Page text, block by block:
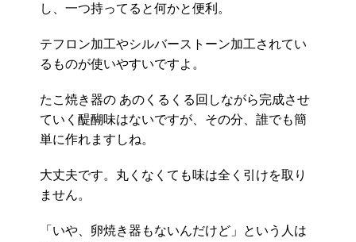
し、一つ持ってると何かと便利。
テフロン加工やシルバーストーン加工されてい
るものが使いやすいですよ。
たこ焼き器の あのくるくる回しながら完成させ
ていく醍醐味はないですが、その分、誰でも簡
単に作れますしね。
大丈夫です。丸くなくても味は全く引けを取り
ません。
「いや、卵焼き器もないんだけど」という人は